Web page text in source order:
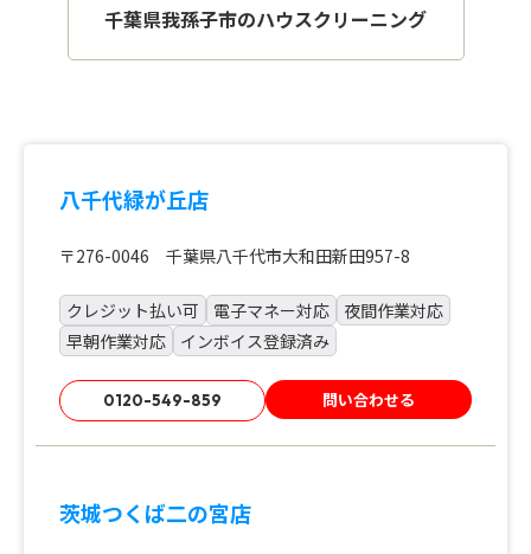
千葉県我孫子市のハウスクリーニング
八千代緑が丘店
〒276-0046 千葉県八千代市大和田新田957-8
クレジット払い可 電子マネー対応
夜間作業対応
早朝作業対応
インボイス登録済み
0120-549-859 問い合わせる
茨城つくば二の宮店